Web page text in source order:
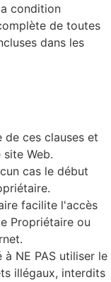
condition
de toutes
dans les
de ces clauses et
Web.
cas le début
facilite l'accès
Propriétaire ou
NE PAS utiliser le
illégaux, interdits